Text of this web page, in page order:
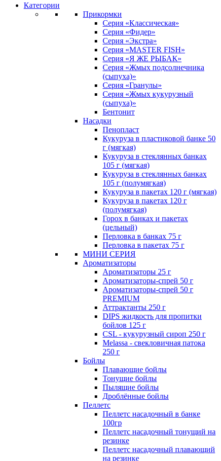
Категории
Прикормки
Серия «Классическая»
Серия «Фидер»
Серия «Экстра»
Серия «MASTER FISH»
Серия «Я ЖЕ РЫБАК»
Серия «Жмых подсолнечника
(сыпуха)»
Cерия «Гранулы»
Серия «Жмых кукурузный
(сыпуха)»
Бентонит
Насадки
Пенопласт
Кукуруза в пластиковой банке 50
г (мягкая)
Кукуруза в стеклянных банках
105 г (мягкая)
Кукуруза в стеклянных банках
105 г (полумягкая)
Кукуруза в пакетах 120 г (мягкая)
Кукуруза в пакетах 120 г
(полумягкая)
Горох в банках и пакетах
(цельный)
Перловка в банках 75 г
Перловка в пакетах 75 г
МИНИ СЕРИЯ
Ароматизаторы
Ароматизаторы 25 г
Ароматизаторы-спрей 50 г
Ароматизаторы-спрей 50 г
PREMIUM
Аттрактанты 250 г
DIPS жидкость для пропитки
бойлов 125 г
CSL - кукурузный сироп 250 г
Melassa - свекловичная патока
250 г
Бойлы
Плавающие бойлы
Тонущие бойлы
Пылящие бойлы
Дроблённые бойлы
Пеллетс
Пеллетс насадочный в банке
100гр
Пеллетс насадочный тонущий на
резинке
Пеллетс насадочный плавающий
на резинке